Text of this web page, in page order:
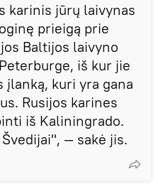
karinis jūrų laivynas
prieigą prie
Baltijos laivyno
iš kur jie
kuri yra gana
Rusijos karines
iš Kaliningrado.
— sakė jis.